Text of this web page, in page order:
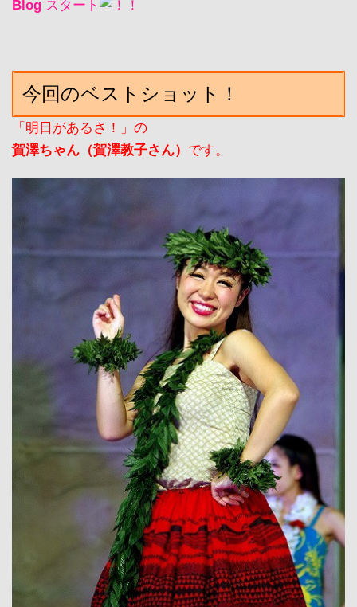
Blog スタート
今回のベストショット！
「明日があるさ！」の
賀澤ちゃん（賀澤教子さん） です。